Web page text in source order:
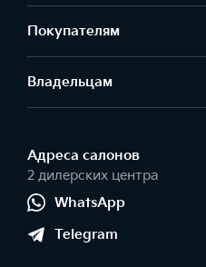
Покупателям
Владельцам
Адреса салонов
2 дилерских центра
WhatsApp
Telegram